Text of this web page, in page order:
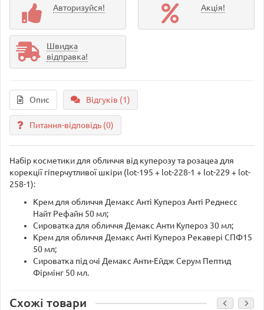
Авторизуйся! Акція!
Швидка
відправка!
Опис Відгуків (1)
Питання-відповідь (0)
Набір косметики для обличчя від куперозу та розацеа для
корекції гіперчутливої шкіри (lot-195 + lot-228-1 + lot-229 + lot-
258-1):
Крем для обличчя Демакс Анті Купероз Анті Реднесс
Найт Рефайн 50 мл;
Сироватка для обличчя Демакс Анти Купероз 30 мл;
Крем для обличчя Демакс Анті Купероз Рекавері СПФ15
50 мл;
Сироватка під очі Демакс Анти-Ейдж Серум Пептид
Фірмінг 50 мл.
Схожі товари